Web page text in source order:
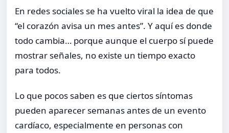
En redes sociales se ha vuelto viral la idea de que
“el corazón avisa un mes antes”. Y aquí es donde
todo cambia… porque aunque el cuerpo sí puede
mostrar señales, no existe un tiempo exacto
para todos.
Lo que pocos saben es que ciertos síntomas
pueden aparecer semanas antes de un evento
cardíaco, especialmente en personas con